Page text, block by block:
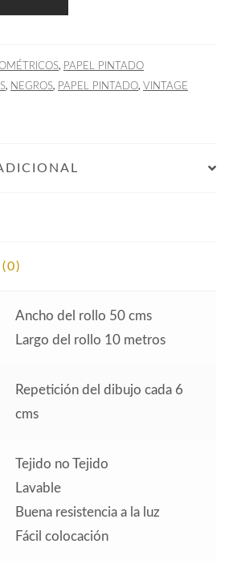
, PAPEL PINTADO
, NEGROS, PAPEL PINTADO, VINTAGE
Ancho del rollo 50 cms
Largo del rollo 10 metros
Repetición del dibujo cada 6
cms
Tejido no Tejido
Lavable
Buena resistencia a la luz
Fácil colocación